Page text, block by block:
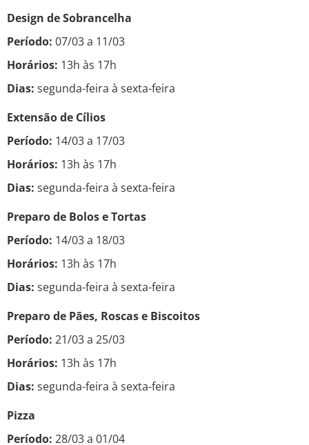
Design de Sobrancelha
Período: 07/03 a 11/03
Horários: 13h às 17h
Dias: segunda-feira à sexta-feira
Extensão de Cílios
Período: 14/03 a 17/03
Horários: 13h às 17h
Dias: segunda-feira à sexta-feira
Preparo de Bolos e Tortas
Período: 14/03 a 18/03
Horários: 13h às 17h
Dias: segunda-feira à sexta-feira
Preparo de Pães, Roscas e Biscoitos
Período: 21/03 a 25/03
Horários: 13h às 17h
Dias: segunda-feira à sexta-feira
Pizza
Período: 28/03 a 01/04